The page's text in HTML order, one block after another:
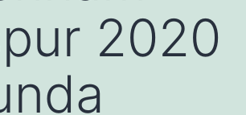
2020